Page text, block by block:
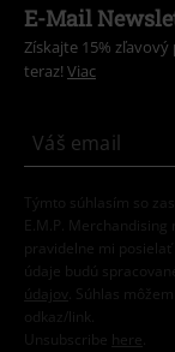
E-Mail
Získajte 15%
teraz! Viac
Týmto súhlasím so
E.M.P.
pravidelne mi
údaje budú
údajov
. Súhlas
odkaz/link.
Unsubscribe here